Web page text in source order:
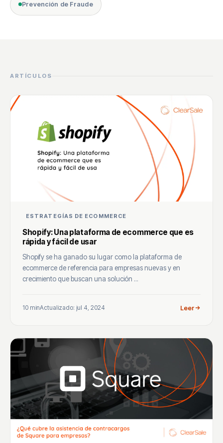
Prevención de Fraude
ARTÍCULOS
ESTRATEGÍAS DE ECOMMERCE
Shopify: Una plataforma de ecommerce que es
rápida y fácil de usar
Shopify se ha ganado su lugar como la plataforma de
ecommerce de referencia para empresas nuevas y en
crecimiento que buscan una solución ...
10 minActualizado: jul 4, 2024 Leer